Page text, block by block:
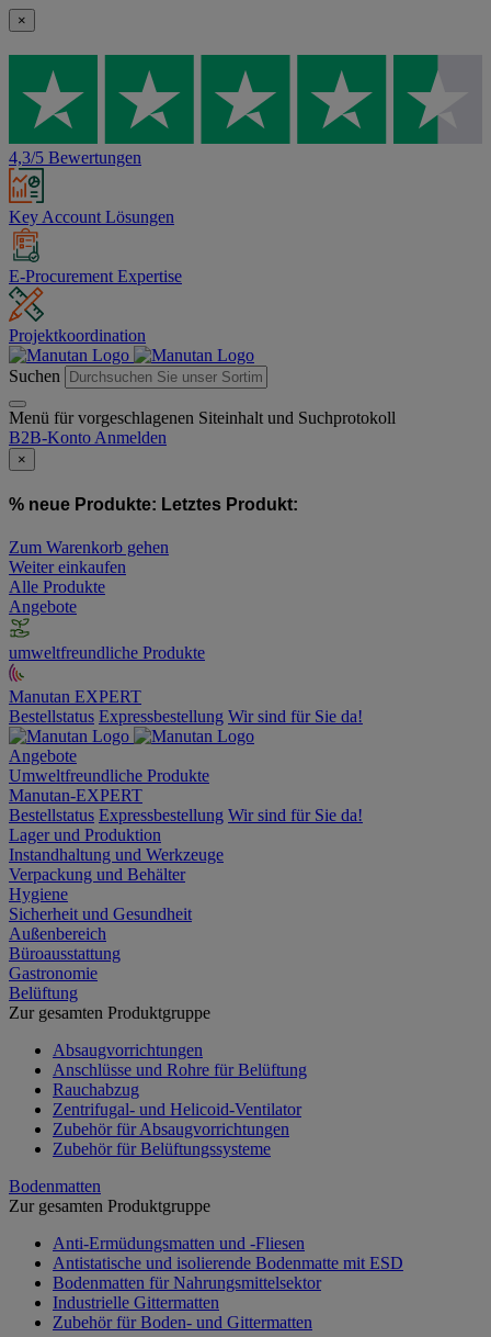
×
4,3/5 Bewertungen
Key Account Lösungen
E-Procurement Expertise
Projektkoordination
Suchen
Menü für vorgeschlagenen Siteinhalt und Suchprotokoll
B2B-Konto Anmelden
×
% neue Produkte: Letztes Produkt:
Zum Warenkorb gehen
Weiter einkaufen
Alle Produkte
Angebote
umweltfreundliche Produkte
Manutan EXPERT
Bestellstatus Expressbestellung Wir sind für Sie da!
Angebote
Umweltfreundliche Produkte
Manutan-EXPERT
Bestellstatus Expressbestellung Wir sind für Sie da!
Lager und Produktion
Instandhaltung und Werkzeuge
Verpackung und Behälter
Hygiene
Sicherheit und Gesundheit
Außenbereich
Büroausstattung
Gastronomie
Belüftung
Zur gesamten Produktgruppe
Absaugvorrichtungen
Anschlüsse und Rohre für Belüftung
Rauchabzug
Zentrifugal- und Helicoid-Ventilator
Zubehör für Absaugvorrichtungen
Zubehör für Belüftungssysteme
Bodenmatten
Zur gesamten Produktgruppe
Anti-Ermüdungsmatten und -Fliesen
Antistatische und isolierende Bodenmatte mit ESD
Bodenmatten für Nahrungsmittelsektor
Industrielle Gittermatten
Zubehör für Boden- und Gittermatten